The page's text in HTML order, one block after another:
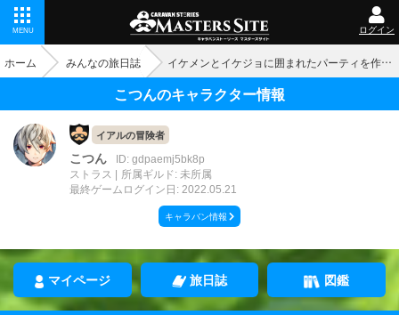
MENU ログイン
ホーム みんなの旅日誌 イケメンとイケジョに囲まれたパーティを作ったら
こつんのキャラクター情報
イアルの冒険者
こつん
ID: gdpaemj5bk8p
ストラス
所属ギルド: 未所属
最終ゲームログイン日: 2022.05.21
キャラバン情報
マイページ 旅日誌 図鑑